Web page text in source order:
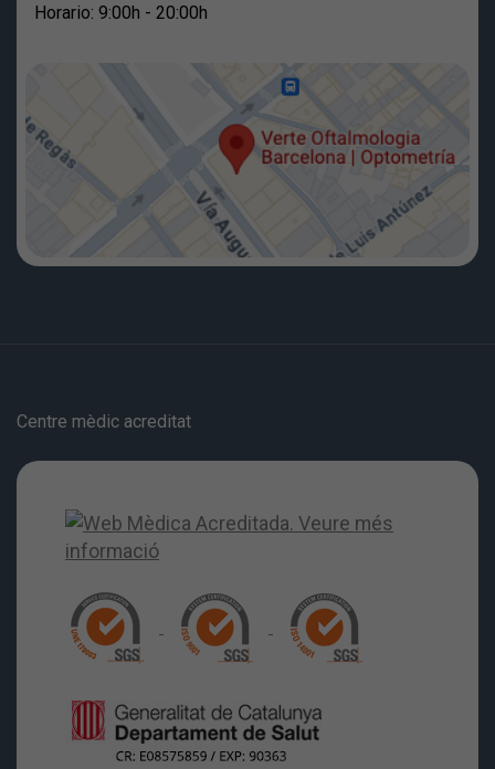
Horario: 9:00h - 20:00h
Centre mèdic acreditat